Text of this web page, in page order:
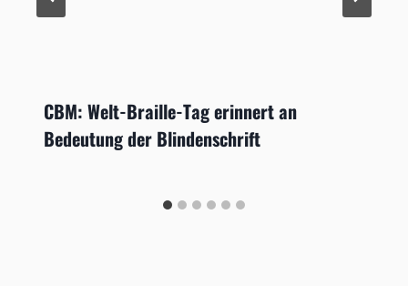
CBM: Welt-Braille-Tag erinnert an
Bedeutung der Blindenschrift